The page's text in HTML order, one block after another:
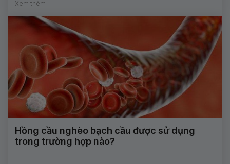
Xem thêm
Hồng cầu nghèo bạch cầu được sử dụng
trong trường hợp nào?